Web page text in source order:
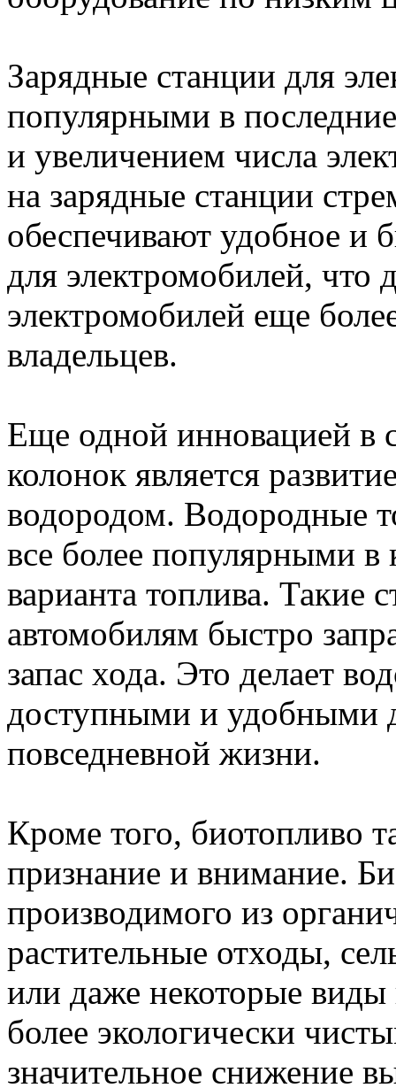
Зарядные станции для
популярными в
и увеличением числа
на зарядные станции
обеспечивают удобное и
для электромобилей, что
электромобилей еще
владельцев.
Еще одной инновацией в
колонок является
водородом. Водородные
все более популярными в
варианта топлива. Такие
автомобилям быстро
запас хода. Это делает
доступными и удобными
повседневной жизни.
Кроме того, биотопливо
признание и внимание.
производимого из
растительные отходы,
или даже некоторые виды
более экологически
значительное снижение